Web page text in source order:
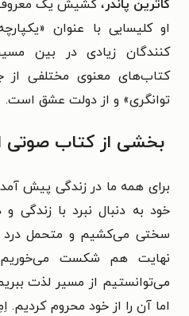
کاترین پاندر، کشیش یک معروف
او کلیسایی با عنوان
کنندگان زیادی در بین
کتاب‌های معنوی مختلفی از
توانگری» و از دولت عشق است.
بخشی از کتاب صوتی
برای همه ما در زندگی پیش
خود به دنبال نبرد با زندگی
سختی می‌کشیم و متحمل درد
نهایت هم شکست
می‌توانستیم از مسیر لذت
اما آن را از خود محروم